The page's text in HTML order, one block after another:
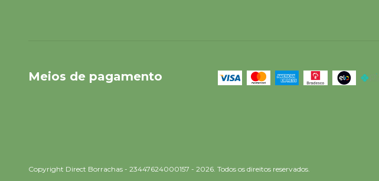
Meios de pagamento
Copyright Direct Borrachas - 23447624000157 - 2026. Todos os direitos reservados.